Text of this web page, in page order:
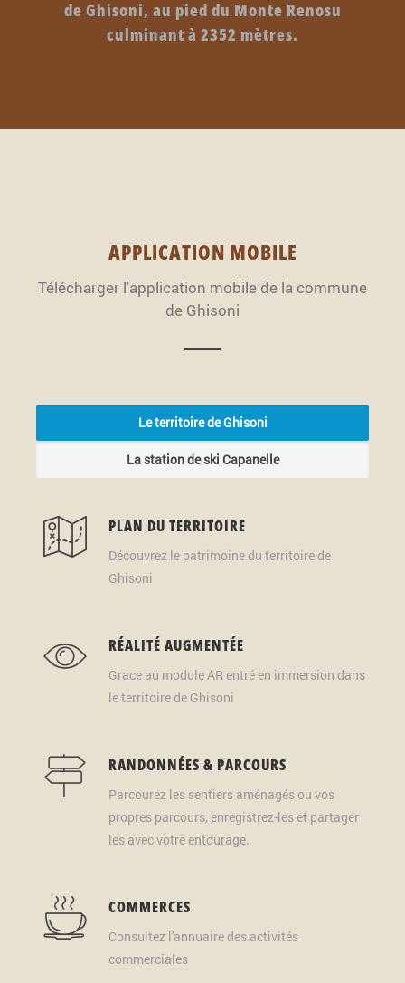
de Ghisoni, au pied du Monte Renosu
culminant à 2352 mètres.
APPLICATION MOBILE
Télécharger l'application mobile de la commune
de Ghisoni
Le territoire de Ghisoni
La station de ski Capanelle
PLAN DU TERRITOIRE
Découvrez le patrimoine du territoire de
Ghisoni
RÉALITÉ AUGMENTÉE
Grace au module AR entré en immersion dans
le territoire de Ghisoni
RANDONNÉES & PARCOURS
Parcourez les sentiers aménagés ou vos
propres parcours, enregistrez-les et partager
les avec votre entourage.
COMMERCES
Consultez l'annuaire des activités
commerciales